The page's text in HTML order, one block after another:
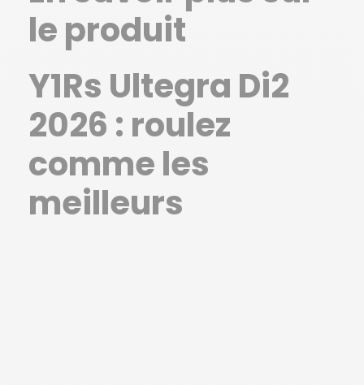
le produit
Y1Rs Ultegra Di2
2026 : roulez
comme les
meilleurs